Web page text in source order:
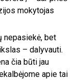
mokytojas
nepasiekė, bet
– dalyvauti.
čia būti jau
apie tai